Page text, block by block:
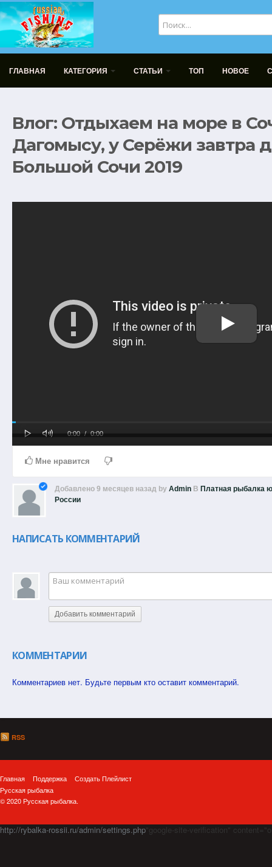
ГЛАВНАЯ КАТЕГОРИЯ СТАТЬИ ТОП НОВОЕ
Влог: Отдыхаем на море в
Дагомысу, у Серёжи завтра
Большой Сочи 2019
Current
0:00 / Duration
0:00
Мне нравится
Добавлено9 месяцев назад byAdmin В Платная рыбалка
России
НАПИСАТЬ КОММЕНТАРИЙ
Добавить комментарий
КОММЕНТАРИИ
Комментариев нет. Будьте первым кто оставит комментарий.
RSS
Главная Поддержка
Создать Плейлист
Русская рыбалка
© 2020 Русская рыбалка.
http://rybalka-rossii.ru/admin/settings.php"google-site-verification"